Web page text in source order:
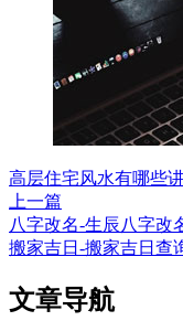
高层住宅风水有哪些
上一篇
八字改名-生辰八字改
搬家吉日-搬家吉日查
文章导航